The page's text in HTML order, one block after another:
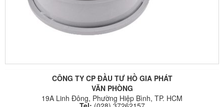
CÔNG TY CP ĐẦU TƯ HỒ GIA PHÁT
VĂN PHÒNG
19A Linh Đông, Phường Hiệp Bình, TP. HCM